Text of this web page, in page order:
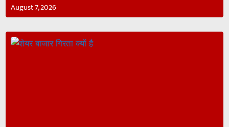
August 7, 2026